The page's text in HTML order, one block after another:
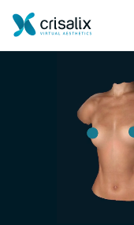
外科医ホーム
3Dビジネスプラッ